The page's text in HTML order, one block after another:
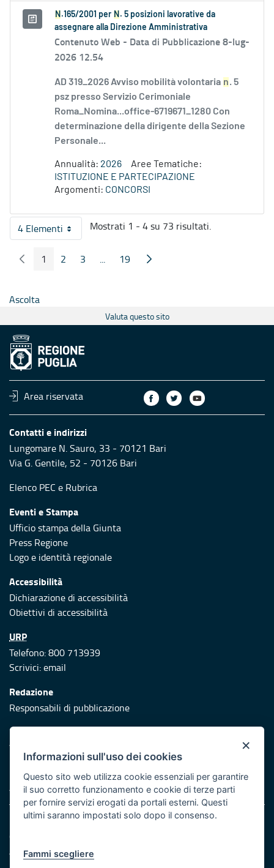
N .165/2001 per N . 5 posizioni lavorative da
assegnare alla Direzione Amministrativa
Contenuto Web - Data di Pubblicazione 8-lug-
2026 12.54
AD 319_2026 Avviso mobilità volontaria n. 5
psz presso Servizio Cerimoniale
Roma_Nomina...office-6719671_1280 Con
determinazione della dirigente della Sezione
Personale...
Annualità: 2026
Aree Tematiche:
ISTITUZIONE E PARTECIPAZIONE
Argomenti: CONCORSI
4 ElementiPer pagina
Mostrati 1 - 4 su 73 risultati.
Pagina Precedente
Pagina
1 Pagina
2 Pagina
3 ...
Pagine intermedie
Pagina
19 Pagina Seguente
Ascolta
Valuta questo sito
Area riservata
Contatti e indirizzi
Lungomare N. Sauro, 33 - 70121 Bari
Via G. Gentile, 52 - 70126 Bari
Elenco PEC e Rubrica
Eventi e Stampa
Ufficio stampa della Giunta
Press Regione
Logo e identità regionale
Accessibilità
Dichiarazione di accessibilità
Obiettivi di accessibilità
URP
Telefono: 800 713939
Scrivici:email
Redazione
Responsabili di pubblicazione
Protezione civile
Vai al sito di Protezione Civile Puglia
Iniziativa finanziata con risorse del POR Puglia 2014/2020 -
Asse XI
Note legali
Cookie e privacy
Atti di notifica
×
Informazioni sull'uso dei cookies
Questo sito web utilizza cookie essenziali per garantire
il suo corretto funzionamento e cookie di terze parti
per fornire servizi erogati da portali esterni. Questi
ultimi saranno impostati solo dopo il consenso.
Fammi scegliere